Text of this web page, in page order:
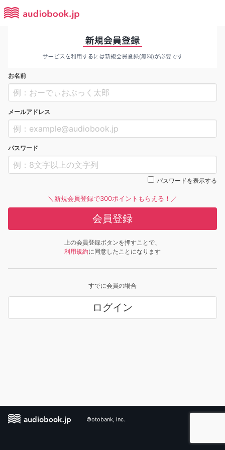
お名前
メールアドレス
パスワード
パスワードを表示する
＼新規会員登録で300ポイントもらえる！／
会員登録
上の会員登録ボタンを押すことで、
利用規約に同意したことになります
すでに会員の場合
ログイン
©otobank, Inc.